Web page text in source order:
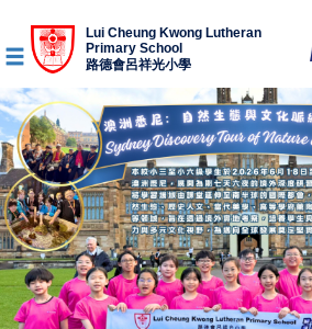
Lui Cheung Kwong Lutheran
Primary School
路德會呂祥光小學